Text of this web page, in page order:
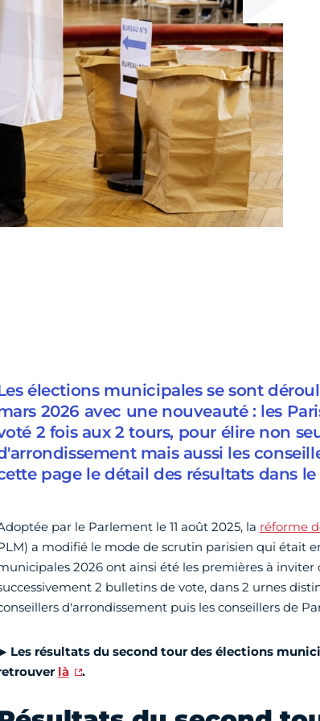
élections municipales se sont
2026 avec une nouveauté : les
2 fois aux 2 tours, pour élire non
mais aussi les
page le détail des résultats dans le
par le Parlement le 11 août 2025, la réforme
a modifié le mode de scrutin parisien qui était
2026 ont ainsi été les premières à inviter
2 bulletins de vote, dans 2 urnes
d'arrondissement puis les conseillers de
Les résultats du second tour des élections
là .